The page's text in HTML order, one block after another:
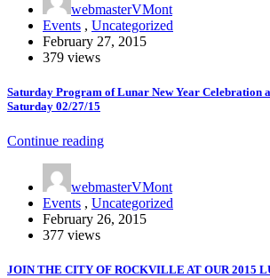
webmasterVMont
Events , Uncategorized
February 27, 2015
379 views
Saturday Program of Lunar New Year Celebration
Saturday 02/27/15
Continue reading
webmasterVMont
Events , Uncategorized
February 26, 2015
377 views
JOIN THE CITY OF ROCKVILLE AT OUR 2015